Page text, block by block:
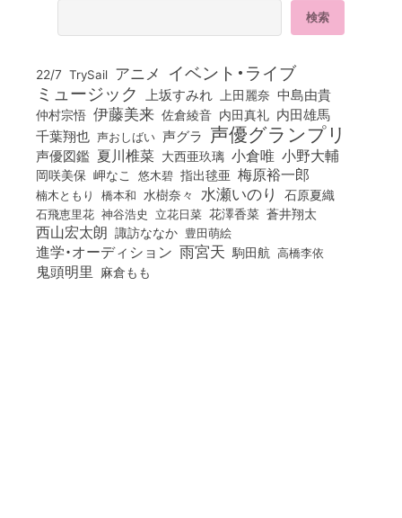
22/7 TrySail アニメ イベント・ライブ
ミュージック 上坂すみれ 上田麗奈 中島由貴
仲村宗悟 伊藤美来 佐倉綾音 内田真礼 内田雄馬
千葉翔也 声おしばい 声グラ 声優グランプリ
声優図鑑 夏川椎菜 大西亜玖璃 小倉唯 小野大輔
岡咲美保 岬なこ 悠木碧 指出毬亜 梅原裕一郎
楠木ともり 橋本和 水樹奈々 水瀬いのり 石原夏織
石飛恵里花 神谷浩史 立花日菜 花澤香菜 蒼井翔太
西山宏太朗 諏訪ななか 豊田萌絵
進学・オーディション 雨宮天 駒田航 高橋李依
鬼頭明里 麻倉もも